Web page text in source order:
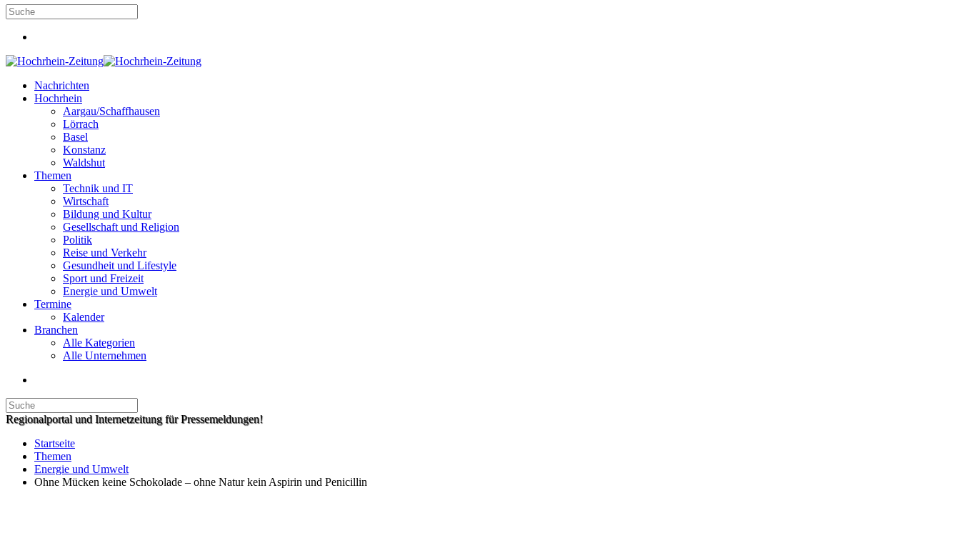
Nachrichten
Hochrhein
Aargau/Schaffhausen
Lörrach
Basel
Konstanz
Waldshut
Themen
Technik und IT
Wirtschaft
Bildung und Kultur
Gesellschaft und Religion
Politik
Reise und Verkehr
Gesundheit und Lifestyle
Sport und Freizeit
Energie und Umwelt
Termine
Kalender
Branchen
Alle Kategorien
Alle Unternehmen
Regionalportal und Internetzeitung für Pressemeldungen!
Startseite
Themen
Energie und Umwelt
Ohne Mücken keine Schokolade – ohne Natur kein Aspirin und Penicillin